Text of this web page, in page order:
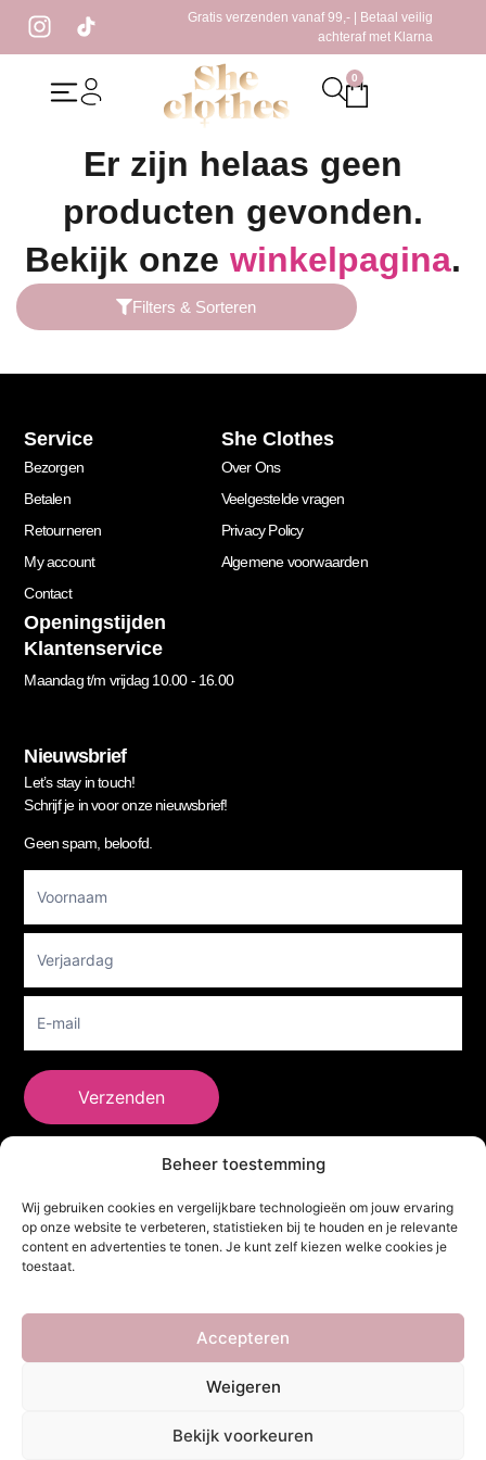
Beheer toestemming
Wij gebruiken cookies en vergelijkbare technologieën om jouw ervaring
op onze website te verbeteren, statistieken bij te houden en je relevante
content en advertenties te tonen. Je kunt zelf kiezen welke cookies je
toestaat.
Accepteren
Weigeren
Bekijk voorkeuren
Gratis verzenden vanaf 99,- | Betaal veilig
achteraf met Klarna
0
/ Producten getagged “jasje linnen”
Er zijn helaas geen
producten gevonden.
Bekijk onze winkelpagina.
Filters & Sorteren
Service
Bezorgen
Betalen
Retourneren
My account
Contact
She Clothes
Over Ons
Veelgestelde vragen
Privacy Policy
Algemene voorwaarden
Openingstijden
Klantenservice
Maandag t/m vrijdag 10.00 - 16.00
Nieuwsbrief
Let’s stay in touch!
Schrijf je in voor onze nieuwsbrief!
Geen spam, beloofd.
Newsletter
Verzenden
Adres
. Alle rechten voorbehouden. Powered by
Webdesigner &YHDS